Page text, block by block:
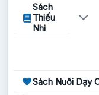
Sách
Thiếu
Nhi
Sách Nuôi Dạy